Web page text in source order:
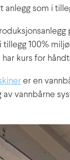
anlegg som i
100%
kurs for
er en
av vannbårne